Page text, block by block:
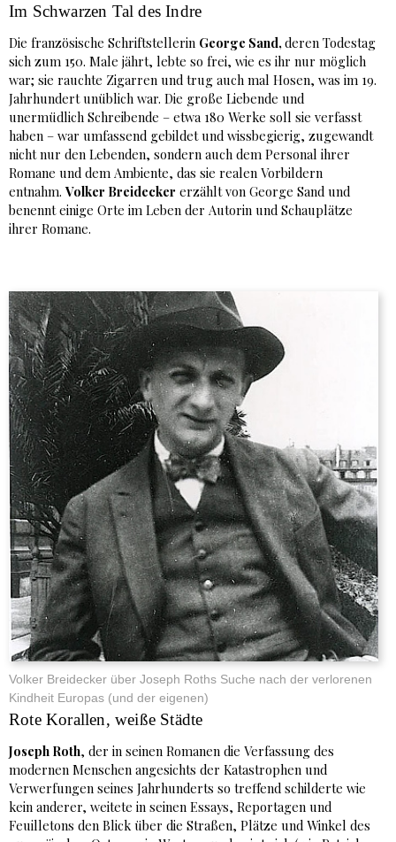
Im Schwarzen Tal des Indre
Die französische Schriftstellerin George Sand, deren Todestag
sich zum 150. Male jährt, lebte so frei, wie es ihr nur möglich
war; sie rauchte Zigarren und trug auch mal Hosen, was im 19.
Jahrhundert unüblich war. Die große Liebende und
unermüdlich Schreibende – etwa 180 Werke soll sie verfasst
haben – war umfassend gebildet und wissbegierig, zugewandt
nicht nur den Lebenden, sondern auch dem Personal ihrer
Romane und dem Ambiente, das sie realen Vorbildern
entnahm. Volker Breidecker erzählt von George Sand und
benennt einige Orte im Leben der Autorin und Schauplätze
ihrer Romane.
Volker Breidecker über Joseph Roths Suche nach der verlorenen
Kindheit Europas (und der eigenen)
Rote Korallen, weiße Städte
Joseph Roth, der in seinen Romanen die Verfassung des
modernen Menschen angesichts der Katastrophen und
Verwerfungen seines Jahrhunderts so treffend schilderte wie
kein anderer, weitete in seinen Essays, Reportagen und
Feuilletons den Blick über die Straßen, Plätze und Winkel des